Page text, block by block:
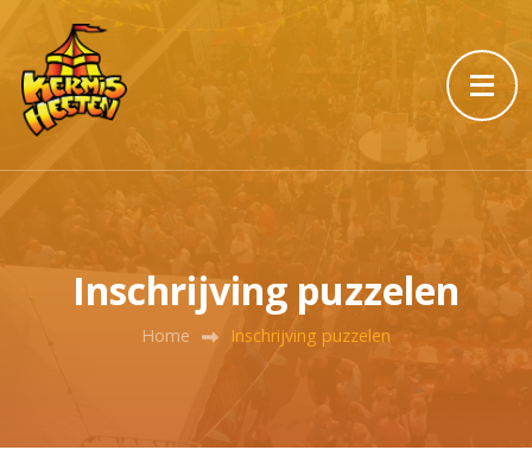
Inschrijving puzzelen
Home Inschrijving puzzelen